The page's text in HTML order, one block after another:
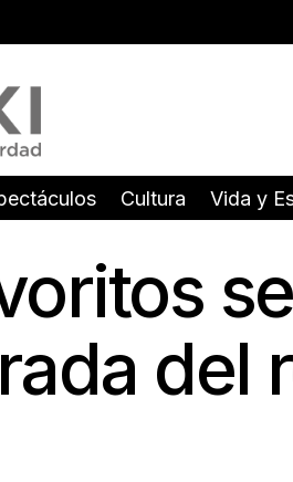
Cultura Vida y
se
del